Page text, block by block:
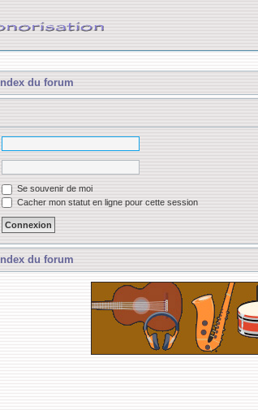
Index du forum
Se souvenir de moi
Cacher mon statut en ligne pour cette session
Index du forum